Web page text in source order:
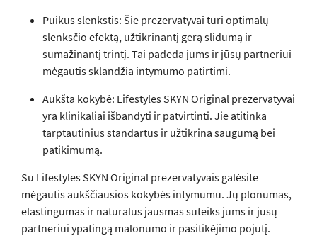
Puikus slenkstis: Šie prezervatyvai turi optimalų
slenksčio efektą, užtikrinantį gerą slidumą ir
sumažinantį trintį. Tai padeda jums ir jūsų partneriui
mėgautis sklandžia intymumo patirtimi.
Aukšta kokybė: Lifestyles SKYN Original prezervatyvai
yra klinikaliai išbandyti ir patvirtinti. Jie atitinka
tarptautinius standartus ir užtikrina saugumą bei
patikimumą.
Su Lifestyles SKYN Original prezervatyvais galėsite
mėgautis aukščiausios kokybės intymumu. Jų plonumas,
elastingumas ir natūralus jausmas suteiks jums ir jūsų
partneriui ypatingą malonumo ir pasitikėjimo pojūtį.